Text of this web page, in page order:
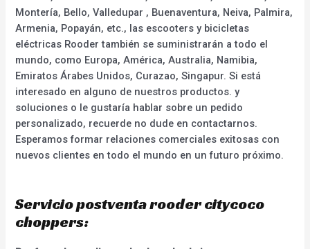
Montería, Bello, Valledupar , Buenaventura, Neiva, Palmira,
Armenia, Popayán, etc., las escooters y bicicletas
eléctricas Rooder también se suministrarán a todo el
mundo, como Europa, América, Australia, Namibia,
Emiratos Árabes Unidos, Curazao, Singapur. Si está
interesado en alguno de nuestros productos. y
soluciones o le gustaría hablar sobre un pedido
personalizado, recuerde no dude en contactarnos.
Esperamos formar relaciones comerciales exitosas con
nuevos clientes en todo el mundo en un futuro próximo.
Servicio postventa rooder citycoco
choppers: